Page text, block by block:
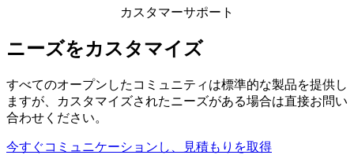
カスタマーサポート
ニーズをカスタマイズ
すべてのオープンしたコミュニティは標準的な製品を提供し
ますが、カスタマイズされたニーズがある場合は直接お問い
合わせください。
今すぐコミュニケーションし、見積もりを取得